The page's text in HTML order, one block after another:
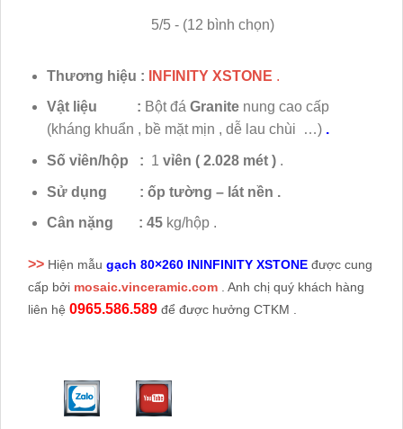
5/5 - (12 bình chọn)
Thương hiệu : INFINITY XSTONE .
Vật liệu : Bột đá Granitenung cao cấp
(kháng khuẩn , bề mặt mịn , dễ lau chùi …).
Số vỉên/hộp : 1 vỉên ( 2.028 mét ).
Sử dụng : ốp tường – lát nền .
Cân nặng : 45kg/hộp .
>> Hiện mẫu gạch 80×260 ININFINITY XSTONE được cung
cấp bởi mosaic.vinceramic.com . Anh chị quý khách hàng
liên hệ 0965.586.589 để được hưởng CTKM .